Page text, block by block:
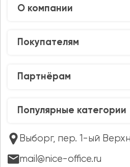
О компании
Покупателям
Партнёрам
Популярные категории
Выборг, пер. 1-ый
mail@nice-office.ru